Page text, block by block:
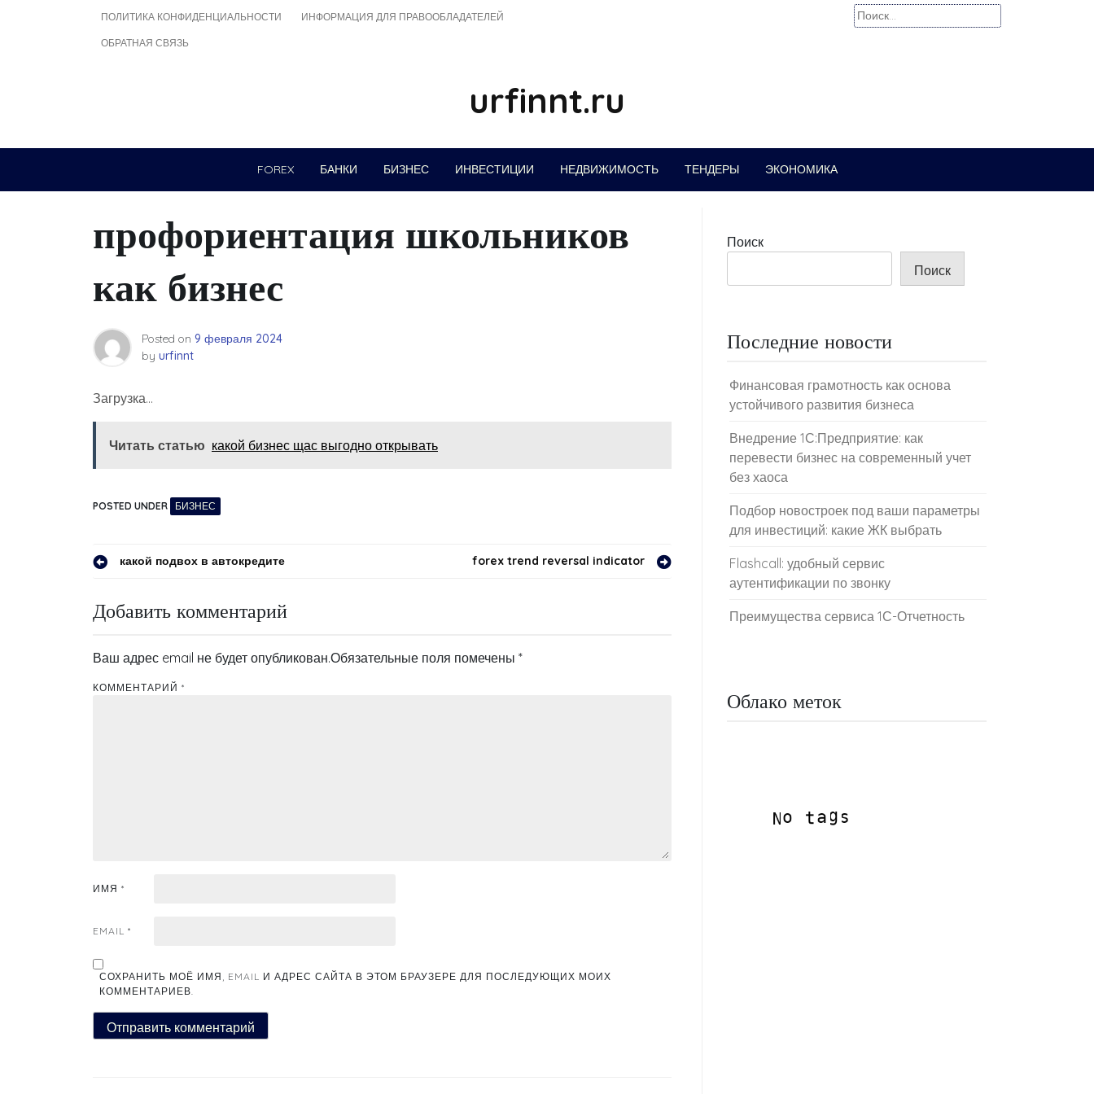
ПОЛИТИКА КОНФИДЕНЦИАЛЬНОСТИ ИНФОРМАЦИЯ ДЛЯ ПРАВООБЛАДАТЕЛЕЙ
ОБРАТНАЯ СВЯЗЬ
Найти:
urfinnt.ru
FOREX БАНКИ БИЗНЕС ИНВЕСТИЦИИ НЕДВИЖИМОСТЬ ТЕНДЕРЫ ЭКОНОМИКА
профориентация школьников
как бизнес
Posted on 9 февраля 2024
by urfinnt
Загрузка…
Читать статью какой бизнес щас выгодно открывать
POSTED UNDER БИЗНЕС
Навигация
по
записям
какой подвох в автокредите forex trend reversal indicator
Добавить комментарий
Ваш адрес email не будет опубликован.Обязательные поля помечены *
КОММЕНТАРИЙ *
ИМЯ *
EMAIL *
СОХРАНИТЬ МОЁ ИМЯ, EMAIL И АДРЕС САЙТА В ЭТОМ БРАУЗЕРЕ ДЛЯ ПОСЛЕДУЮЩИХ МОИХ
КОММЕНТАРИЕВ.
Поиск
Поиск
Последние новости
Финансовая грамотность как основа
устойчивого развития бизнеса
Внедрение 1С:Предприятие: как
перевести бизнес на современный учет
без хаоса
Подбор новостроек под ваши параметры
для инвестиций: какие ЖК выбрать
Flashcall: удобный сервис
аутентификации по звонку
Преимущества сервиса 1С-Отчетность
Облако меток